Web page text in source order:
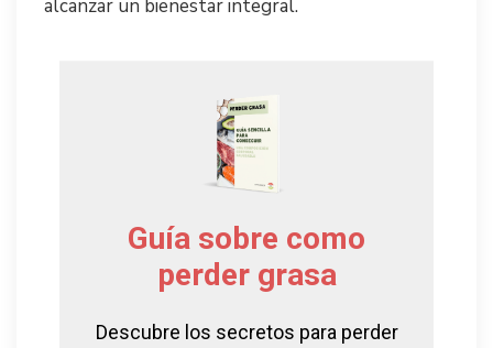
alcanzar un bienestar integral.
Guía sobre como
perder grasa
Descubre los secretos para perder